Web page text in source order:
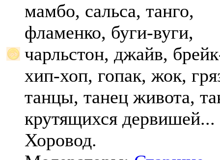
мамбо, сальса, танго,
фламенко, буги-вуги,
чарльстон, джайв,
хип-хоп, гопак, жок,
танцы, танец живота,
крутящихся дервишей...
Хоровод.